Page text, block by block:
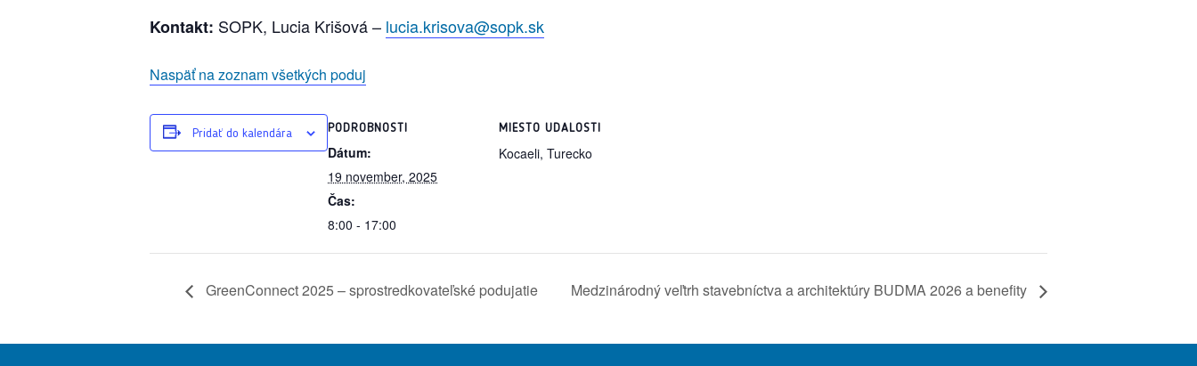
Kontakt: SOPK, Lucia Krišová – lucia.krisova@sopk.sk
Naspäť na zoznam všetkých poduj
Pridať do kalendára PODROBNOSTI
Dátum:
19 november, 2025
Čas:
8:00 - 17:00
MIESTO UDALOSTI
Kocaeli, Turecko
GreenConnect 2025 – sprostredkovateľské podujatie Medzinárodný veľtrh stavebníctva a architektúry BUDMA 2026 a benefity